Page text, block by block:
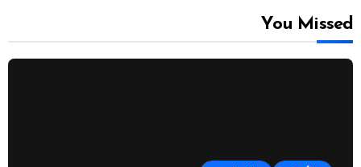
You Missed